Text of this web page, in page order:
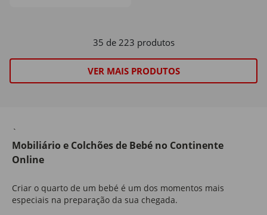
35 de 223 produtos
VER MAIS PRODUTOS
`
Mobiliário e Colchões de Bebé no Continente
Online
Criar o quarto de um bebé é um dos momentos mais
especiais na preparação da sua chegada.